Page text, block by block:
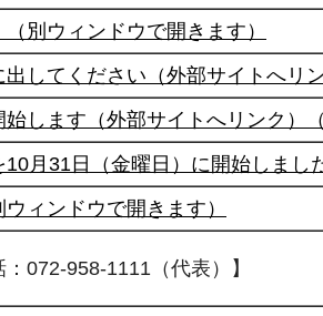
別ウィンドウで開きます）
してください（外部サイトへリ
します（外部サイトへリンク）
月31日（金曜日）に開始しま
ィンドウで開きます）
072-958-1111（代表）】